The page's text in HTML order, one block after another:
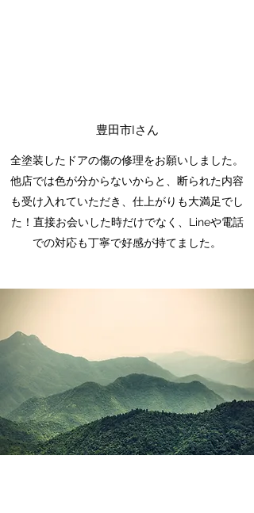
豊田市Iさん
全塗装したドアの傷の修理をお願いしました。
他店では色が分からないからと、断られた内容
も受け入れていただき、仕上がりも大満足でし
た！直接お会いした時だけでなく、Lineや電話
での対応も丁寧で好感が持てました。